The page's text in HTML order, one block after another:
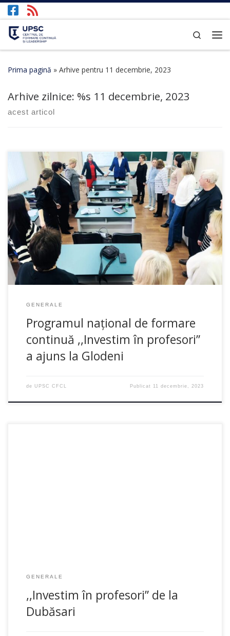
Afișează întregul conținut
Search
Prima pagină » Arhive pentru 11 decembrie, 2023
Arhive zilnice: %s 11 decembrie, 2023
acest articol
Formatorii Centrului de Formare Continuă și Leadership al
Universității Pedagogice de Stat „Ion Creangă” au fost delegați
la Glodeni pentru a organiza activități de formare […]
GENERALE
Programul național de formare
continuă ,,Investim în profesori”
a ajuns la Glodeni
de UPSC CFCL Publicat 11 decembrie, 2023
GENERALE
,,Investim în profesori” de la
Dubăsari